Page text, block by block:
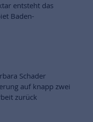
entsteht das
Baden-
Schader
auf knapp zwei
zurück